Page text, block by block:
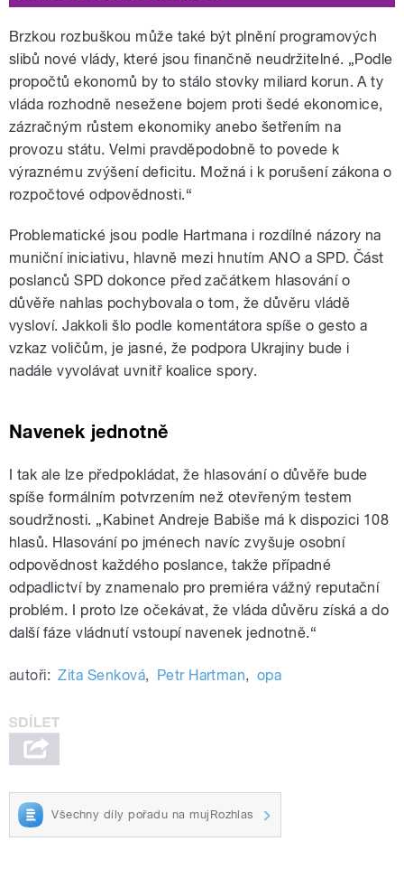
Brzkou rozbuškou může také být plnění programových
slibů nové vlády, které jsou finančně neudržitelné. „Podle
propočtů ekonomů by to stálo stovky miliard korun. A ty
vláda rozhodně nesežene bojem proti šedé ekonomice,
zázračným růstem ekonomiky anebo šetřením na
provozu státu. Velmi pravděpodobně to povede k
výraznému zvýšení deficitu. Možná i k porušení zákona o
rozpočtové odpovědnosti.“
Problematické jsou podle Hartmana i rozdílné názory na
muniční iniciativu, hlavně mezi hnutím ANO a SPD. Část
poslanců SPD dokonce před začátkem hlasování o
důvěře nahlas pochybovala o tom, že důvěru vládě
vysloví. Jakkoli šlo podle komentátora spíše o gesto a
vzkaz voličům, je jasné, že podpora Ukrajiny bude i
nadále vyvolávat uvnitř koalice spory.
Navenek jednotně
I tak ale lze předpokládat, že hlasování o důvěře bude
spíše formálním potvrzením než otevřeným testem
soudržnosti. „Kabinet Andreje Babiše má k dispozici 108
hlasů. Hlasování po jménech navíc zvyšuje osobní
odpovědnost každého poslance, takže případné
odpadlictví by znamenalo pro premiéra vážný reputační
problém. I proto lze očekávat, že vláda důvěru získá a do
další fáze vládnutí vstoupí navenek jednotně.“
autoři: Zita Senková, Petr Hartman, opa
Všechny díly pořadu na mujRozhlas